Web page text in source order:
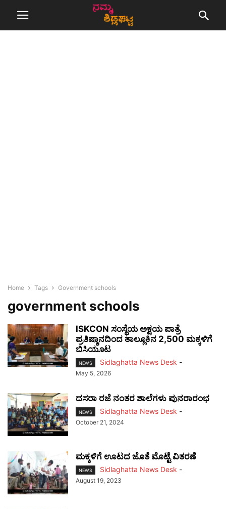
Home Tags Government schools
government schools
ISKCON ಸಂಸ್ಥೆಯ ಅಕ್ಷಯ ಪಾತ್ರೆ
ಪ್ರತಿಷ್ಠಾನದಿಂದ ತಾಲ್ಲೂಕಿನ 2,500 ಮಕ್ಕಳಿಗೆ
ಬಿಸಿಯೂಟ
NEWS Sidlaghatta News Desk -
May 5, 2026
ದಸರಾ ರಜೆ ನಂತರ ಶಾಲೆಗಳು ಪುನರಾರಂಭ
NEWS Sidlaghatta News Desk -
October 21, 2024
ಮಕ್ಕಳಿಗೆ ಊಟದ ಜೊತೆ ಮೊಟ್ಟೆ ವಿತರಣೆ
NEWS Sidlaghatta News Desk -
August 19, 2023